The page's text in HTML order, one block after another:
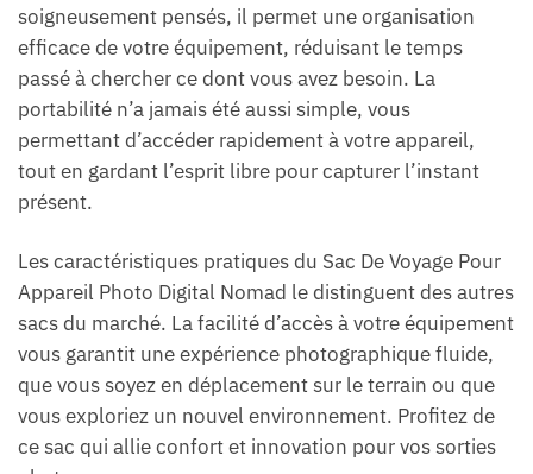
soigneusement pensés, il permet une organisation
efficace de votre équipement, réduisant le temps
passé à chercher ce dont vous avez besoin. La
portabilité n’a jamais été aussi simple, vous
permettant d’accéder rapidement à votre appareil,
tout en gardant l’esprit libre pour capturer l’instant
présent.
Les caractéristiques pratiques du Sac De Voyage Pour
Appareil Photo Digital Nomad le distinguent des autres
sacs du marché. La facilité d’accès à votre équipement
vous garantit une expérience photographique fluide,
que vous soyez en déplacement sur le terrain ou que
vous exploriez un nouvel environnement. Profitez de
ce sac qui allie confort et innovation pour vos sorties